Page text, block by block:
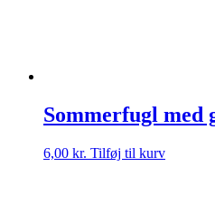
Sommerfugl med
6,00 kr. Tilføj til kurv